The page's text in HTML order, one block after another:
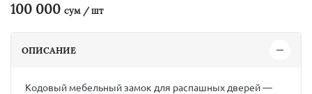
100 000 сум / шт
ОПИСАНИЕ
Кодовый мебельный замок для распашных дверей —